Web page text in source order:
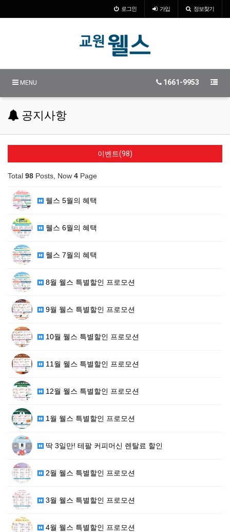
로그인 가입 정보찾기
MENU 1661-9953
공지사항
이벤트(98)
Total 98 Posts, Now 4 Page
웰스 5월의 혜택
웰스 6월의 혜택
웰스 7월의 혜택
8월 웰스 특별할인 프로모션
9월 웰스 특별할인 프로모션
10월 웰스 특별할인 프로모션
11월 웰스 특별할인 프로모션
12월 웰스 특별할인 프로모션
1월 웰스 특별할인 프로모션
딱 3일만! 테팔 커피머신 렌탈료 할인
2월 웰스 특별할인 프로모션
3월 웰스 특별할인 프로모션
4월 웰스 특별할인 프로모션